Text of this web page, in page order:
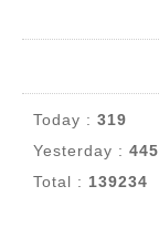
Today : 319
Yesterday : 445
Total : 139234